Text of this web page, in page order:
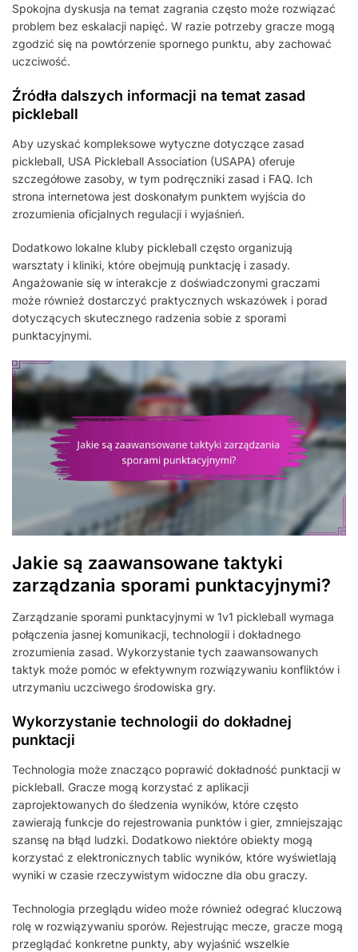
Spokojna dyskusja na temat zagrania często może rozwiązać
problem bez eskalacji napięć. W razie potrzeby gracze mogą
zgodzić się na powtórzenie spornego punktu, aby zachować
uczciwość.
Źródła dalszych informacji na temat zasad
pickleball
Aby uzyskać kompleksowe wytyczne dotyczące zasad
pickleball, USA Pickleball Association (USAPA) oferuje
szczegółowe zasoby, w tym podręczniki zasad i FAQ. Ich
strona internetowa jest doskonałym punktem wyjścia do
zrozumienia oficjalnych regulacji i wyjaśnień.
Dodatkowo lokalne kluby pickleball często organizują
warsztaty i kliniki, które obejmują punktację i zasady.
Angażowanie się w interakcje z doświadczonymi graczami
może również dostarczyć praktycznych wskazówek i porad
dotyczących skutecznego radzenia sobie z sporami
punktacyjnymi.
Jakie są zaawansowane taktyki
zarządzania sporami punktacyjnymi?
Zarządzanie sporami punktacyjnymi w 1v1 pickleball wymaga
połączenia jasnej komunikacji, technologii i dokładnego
zrozumienia zasad. Wykorzystanie tych zaawansowanych
taktyk może pomóc w efektywnym rozwiązywaniu konfliktów i
utrzymaniu uczciwego środowiska gry.
Wykorzystanie technologii do dokładnej
punktacji
Technologia może znacząco poprawić dokładność punktacji w
pickleball. Gracze mogą korzystać z aplikacji
zaprojektowanych do śledzenia wyników, które często
zawierają funkcje do rejestrowania punktów i gier, zmniejszając
szansę na błąd ludzki. Dodatkowo niektóre obiekty mogą
korzystać z elektronicznych tablic wyników, które wyświetlają
wyniki w czasie rzeczywistym widoczne dla obu graczy.
Technologia przeglądu wideo może również odegrać kluczową
rolę w rozwiązywaniu sporów. Rejestrując mecze, gracze mogą
przeglądać konkretne punkty, aby wyjaśnić wszelkie